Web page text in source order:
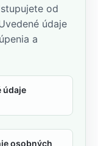
od
údaje
a
údaje
osobných